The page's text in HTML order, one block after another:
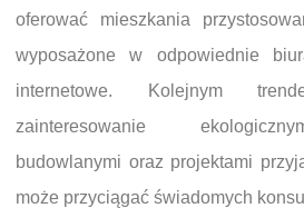
oferować mieszkania
wyposażone w odpowiednie
internetowe. Kolejnym
zainteresowanie
budowlanymi oraz projektami
może przyciągać świadomych